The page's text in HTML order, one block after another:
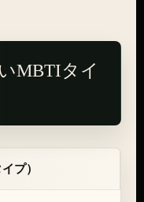
MBTIタイ
プ）